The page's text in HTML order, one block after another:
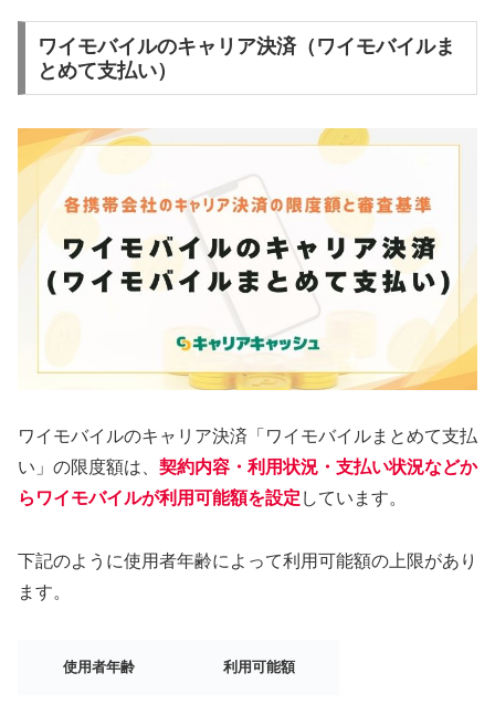
ワイモバイルのキャリア決済（ワイモバイルま
とめて支払い）
ワイモバイルのキャリア決済「ワイモバイルまとめて支払
い」の限度額は、 契約内容・利用状況・支払い状況などか
らワイモバイルが利用可能額を設定 しています。
下記のように使用者年齢によって利用可能額の上限があり
ます。
使用者年齢 利用可能額